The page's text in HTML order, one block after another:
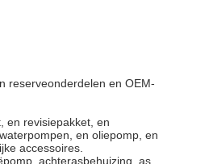
reserveonderdelen en OEM-
en revisiepakket, en
en oliepomp, en
accessoires.
achterasbehuizing, as,